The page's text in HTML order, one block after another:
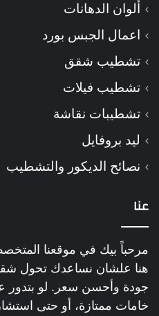
ألوان الدهانات
اعمال الجبس بورد
تشطيب شقق
تشطيب فيلات
تشطيبات نقاشة
ليد بروفايل
نصائح الديكور والتشطيب
عنا
مرحباً بيك في موقعنا
هنا علشان نساعدك تحول
جودة وأحسن سعر. لو بتدور
خامات ممتازة، أو حتى